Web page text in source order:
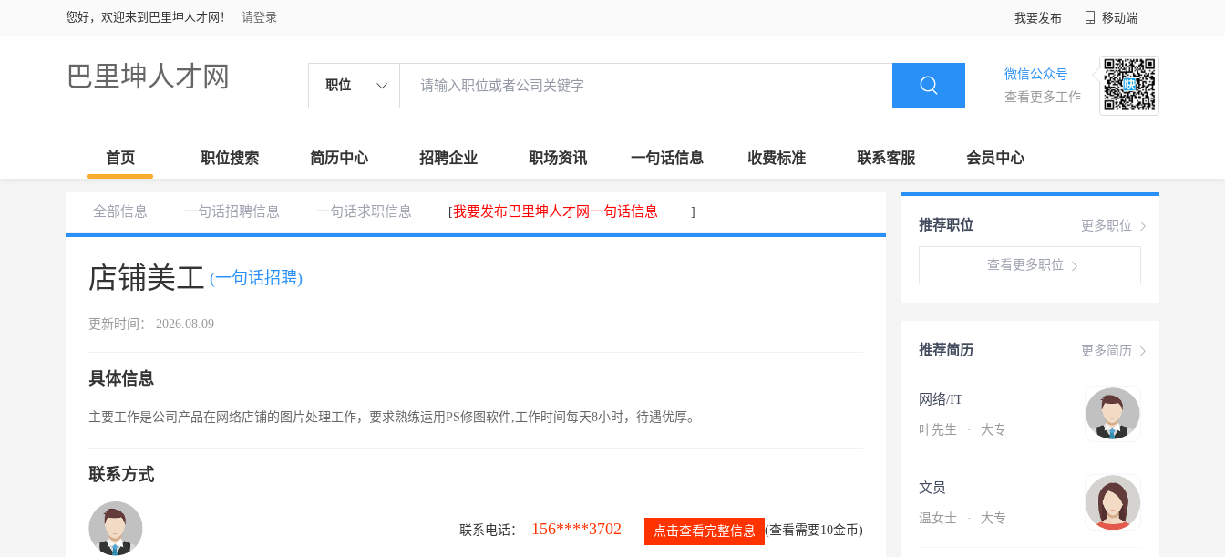
您好，欢迎来到巴里坤人才网！ 请登录 我要发布 移动端
巴里坤人才网 职位
微信公众号
查看更多工作
首页 职位搜索 简历中心 招聘企业 职场资讯 一句话信息 收费标准 联系客服 会员中心
全部信息 一句话招聘信息 一句话求职信息 [我要发布巴里坤人才网一句话信息 ]
店铺美工 (一句话招聘)
更新时间： 2026.08.09
具体信息
主要工作是公司产品在网络店铺的图片处理工作，要求熟练运用PS修图软件,工作时间每天8小时，待遇优厚。
联系方式
联系电话： 156****3702 点击查看完整信息 (查看需要10金币)
更多职位
推荐职位
查看更多职位
更多简历
推荐简历
网络/IT
叶先生 · 大专
文员
温女士 · 大专